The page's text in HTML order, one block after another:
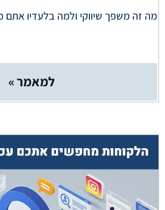
מה זה משפך שיווקי ולמה בלעדיו אתם
למאמר »